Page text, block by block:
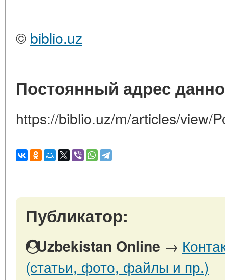
© biblio.uz
Постоянный адрес
https://biblio.uz/m/articles/view/
Публикатор:
Uzbekistan Online →
(статьи, фото, файлы и пр.)